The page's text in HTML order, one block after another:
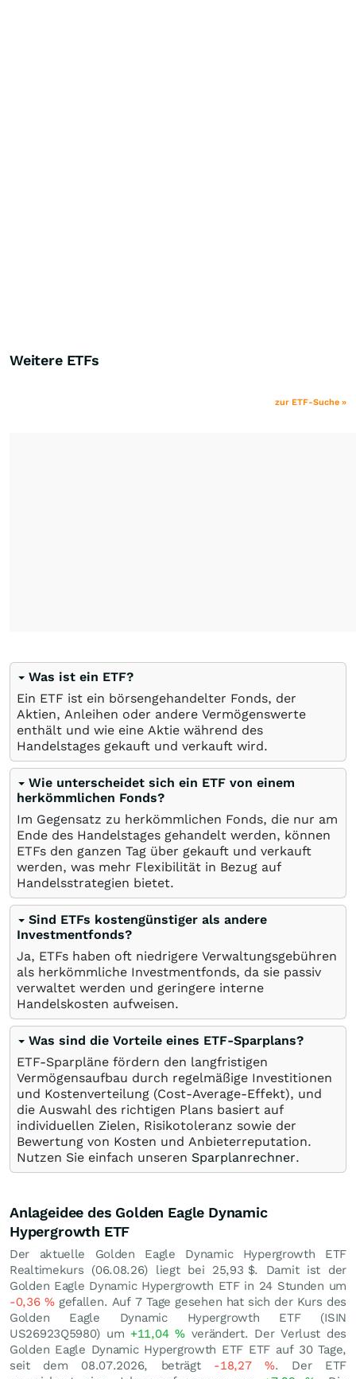
Weitere ETFs
zur ETF-Suche »
Was ist ein ETF?
Ein ETF ist ein börsengehandelter Fonds, der
Aktien, Anleihen oder andere Vermögenswerte
enthält und wie eine Aktie während des
Handelstages gekauft und verkauft wird.
Wie unterscheidet sich ein ETF von einem
herkömmlichen Fonds?
Im Gegensatz zu herkömmlichen Fonds, die nur am
Ende des Handelstages gehandelt werden, können
ETFs den ganzen Tag über gekauft und verkauft
werden, was mehr Flexibilität in Bezug auf
Handelsstrategien bietet.
Sind ETFs kostengünstiger als andere
Investmentfonds?
Ja, ETFs haben oft niedrigere Verwaltungsgebühren
als herkömmliche Investmentfonds, da sie passiv
verwaltet werden und geringere interne
Handelskosten aufweisen.
Was sind die Vorteile eines ETF-Sparplans?
ETF-Sparpläne fördern den langfristigen
Vermögensaufbau durch regelmäßige Investitionen
und Kostenverteilung (Cost-Average-Effekt), und
die Auswahl des richtigen Plans basiert auf
individuellen Zielen, Risikotoleranz sowie der
Bewertung von Kosten und Anbieterreputation.
Nutzen Sie einfach unseren Sparplanrechner.
Anlageidee des Golden Eagle Dynamic
Hypergrowth ETF
Der aktuelle Golden Eagle Dynamic Hypergrowth ETF
Realtimekurs (06.08.26) liegt bei 25,93 $. Damit ist der
Golden Eagle Dynamic Hypergrowth ETF in 24 Stunden um
-0,36 %gefallen. Auf 7 Tage gesehen hat sich der Kurs des
Golden Eagle Dynamic Hypergrowth ETF (ISIN
US26923Q5980) um +11,04%verändert. Der Verlust des
Golden Eagle Dynamic Hypergrowth ETF ETF auf 30 Tage,
seit dem 08.07.2026, beträgt -18,27%. Der ETF